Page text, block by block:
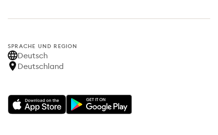
SPRACHE UND REGION
Deutsch
Deutschland